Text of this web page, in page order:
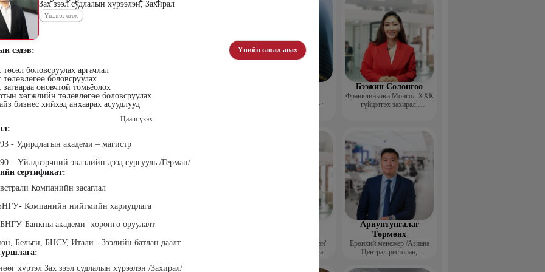
Зах зээл судлалын хүрээлэн, Захирал
Үнэлгээ өгөх
сэдэв: Үнийн санал авах
төсөл боловсруулах аргачлал
төлөвлөгөө боловсруулах
загвараа оновчтой томьёолох
хөгжлийн төлөвлөгөө боловсруулах
бизнес хийхэд анхаарах асуудлууд
Цааш үзэх
- Удирдлагын академи – магистр
– Үйлдвэрчний эвлэлийн дээд сургууль /Герман/
сертификат:
Компанийн засаглал
Компанийн нийгмийн хариуцлага
Банкны академи- хөрөнгө оруулалт
Бельги, БНСУ, Итали - Зээлийн батлан даалт
хүртэл Зах зээл судлалын хүрээлэн /Захирал/
багш
Алтан-Авдар Ирээдүй
Эрдэмтэн Сурагчдын
Хөгжлийн Институтийн
Нийслэлийн Засаг даргын
Наран анд консалтинг”
Бээжин Солонгоо
Франклинкови Монгол ХХК
гүйцэтгэх захирал,
ТББ-
Зүрх
Ганболд Тод-Эрдэнэ
Портал ХХК
Мэндбаяр Төгөлдөр
Маркетингийн албаны
МСНЭ-ийн "Ган үзэгтэн"
шагналт сэтгүүлч, Урлаг
Ариунтунгалаг
Төрмөнх
Ерөнхий менежер /Азиана
Централ ресторан,
катеринг ХХК/